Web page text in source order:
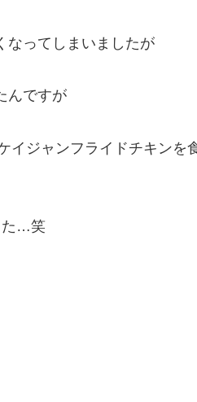
なってしまいましたが
んですが
イジャンフライドチキンを
た…笑